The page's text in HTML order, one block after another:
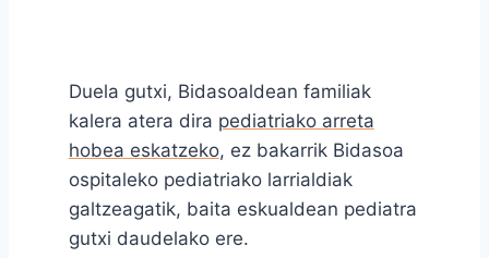
Duela gutxi, Bidasoaldean familiak
kalera atera dira pediatriako arreta
hobea eskatzeko, ez bakarrik Bidasoa
ospitaleko pediatriako larrialdiak
galtzeagatik, baita eskualdean pediatra
gutxi daudelako ere.